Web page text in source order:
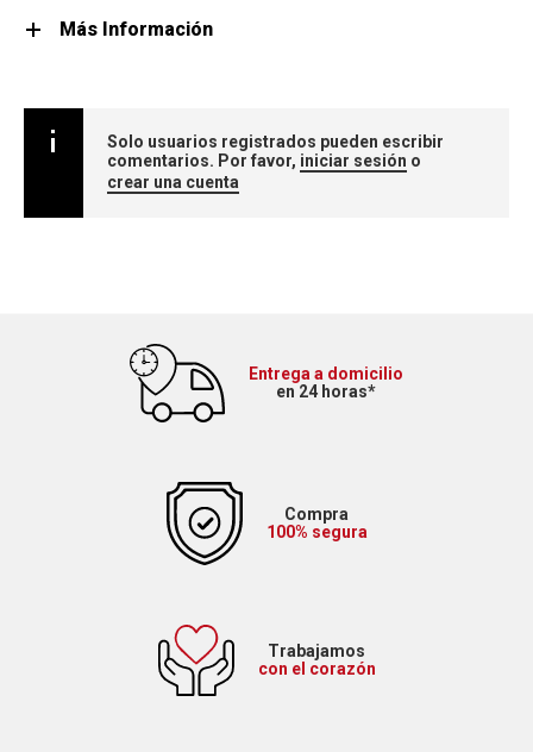
Más Información
Solo usuarios registrados pueden escribir
comentarios. Por favor, iniciar sesión o
crear una cuenta
Entrega a domicilio
en 24 horas*
Compra
100% segura
Trabajamos
con el corazón